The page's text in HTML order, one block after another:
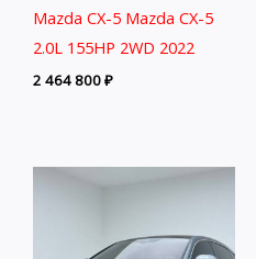
Mazda CX-5 Mazda CX-5
2.0L 155HP 2WD 2022
2 464 800₽